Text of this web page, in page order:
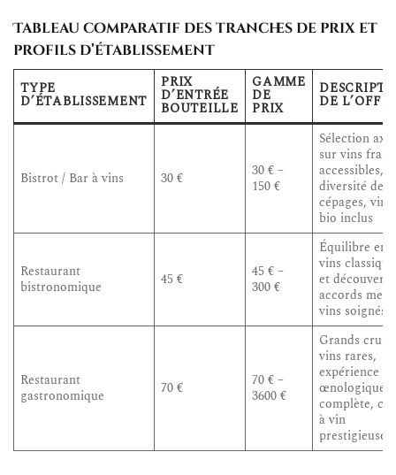
Tableau comparatif des tranches de prix et
profils d’établissement
TYPE
D’ÉTABLISSEMENT
PRIX
D’ENTRÉE
BOUTEILLE
GAMME
DE
PRIX DE
Bistrot / Bar à vins 30 €
30 € –
150 €
Sélection
sur vins frais
accessibles,
diversité des
cépages, vins
bio inclus
Restaurant
bistronomique
45 €
45 € –
300 €
Équilibre
vins
et
accords
vins soignés
Restaurant
gastronomique
70 €
70 € –
3600 €
Grands crus,
vins rares,
expérience
œnologique
complète,
à vin
prestigieuse